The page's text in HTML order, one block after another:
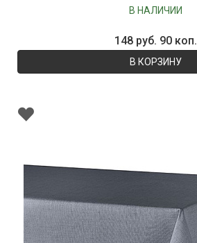
В НАЛИЧИИ
148 руб. 90 коп.
В КОРЗИНУ